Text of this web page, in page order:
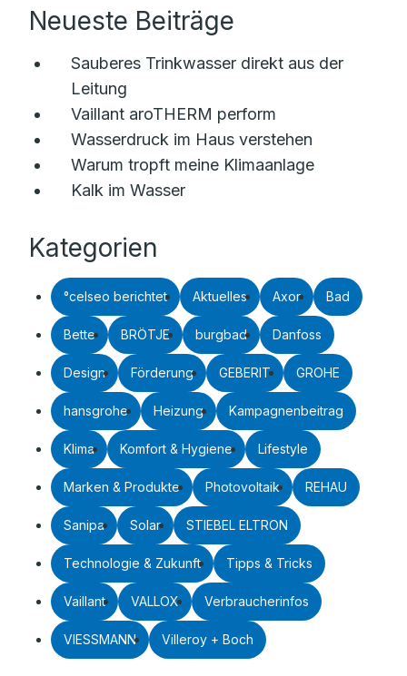
Neueste Beiträge
Sauberes Trinkwasser direkt aus der
Leitung
Vaillant aroTHERM perform
Wasserdruck im Haus verstehen
Warum tropft meine Klimaanlage
Kalk im Wasser
Kategorien
°celseo berichtet Aktuelles Axor Bad
Bette BRÖTJE burgbad Danfoss
Design Förderung GEBERIT GROHE
hansgrohe Heizung Kampagnenbeitrag
Klima Komfort & Hygiene Lifestyle
Marken & Produkte Photovoltaik REHAU
Sanipa Solar STIEBEL ELTRON
Technologie & Zukunft Tipps & Tricks
Vaillant VALLOX Verbraucherinfos
VIESSMANN Villeroy + Boch